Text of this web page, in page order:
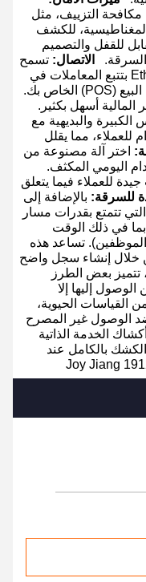
مكافحة التزييف، مثل
للكشف
للقفل والتصميم
السرقة.
الاتصال: تسمح
الآلات المزودة باتصال Wi-Fi أو Ethernet بتتبع المعاملات في
الوقت الفعلي والتكامل مع نظام نقاط البيع (POS) الخاص بك.
المالية أسهل بكثير.
والبديهية مع
للعملاء، مما يقلل
اختر آلة مصنوعة من
اليومي المكثف.
للعملاء فيما يتعلق
للسرقة: بالإضافة إلى
التي تتمتع بقدرات مسار
بما في ذلك الوقت
تساعد هذه
خلال إنشاء سجل واضح
تتميز بعض الطرز
إليها إلا
القياسات الحيوية،
الوصول غير المصرح
الخدمة الذاتية
الكشك بالكامل عند